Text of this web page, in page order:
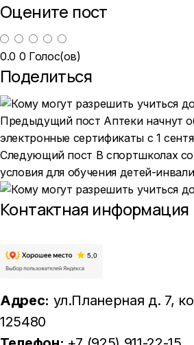
Оцените пост
0.0 0 Голос(ов)
Поделиться
Предыдущий пост Аптеки начнут
электронные сертификаты с 1
Следующий пост В спортшколах
условия для обучения детей-
Контактная информация
Адрес: ул.Планерная д. 7,
125480